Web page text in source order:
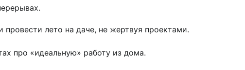
лето на даче, не жертвуя проектами.
про «идеальную» работу из дома.